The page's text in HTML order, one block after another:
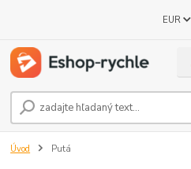
EUR
Úvod Putá